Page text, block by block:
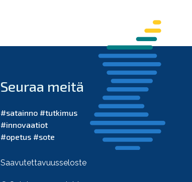
Seuraa meitä
#satainno #tutkimus
#innovaatiot
#opetus #sote
Saavutettavuusseloste